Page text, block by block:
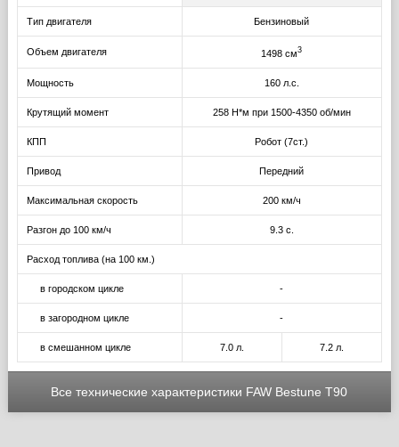
Тип двигателя Бензиновый
Объем двигателя 1498 см3
Мощность 160 л.с.
Крутящий момент 258 Н*м при 1500-4350 об/мин
КПП Робот (7ст.)
Привод Передний
Максимальная скорость 200 км/ч
Разгон до 100 км/ч 9.3 с.
Расход топлива (на 100 км.)
в городском цикле -
в загородном цикле -
в смешанном цикле 7.0 л. 7.2 л.
Все технические характеристики FAW Bestune T90